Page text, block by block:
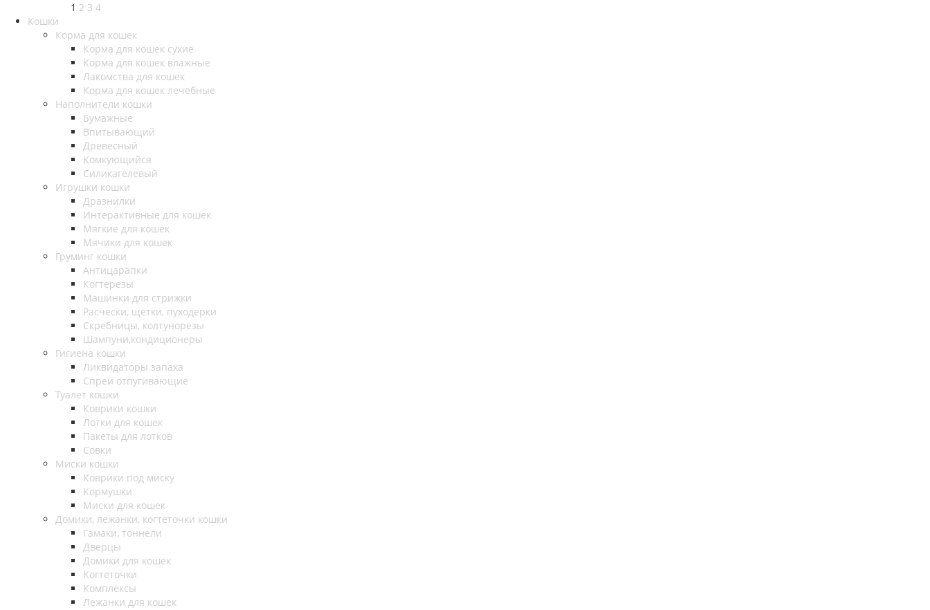
1 2 3 4
Кошки
Корма для кошек
Корма для кошек сухие
Корма для кошек влажные
Лакомства для кошек
Корма для кошек лечебные
Наполнители кошки
Бумажные
Впитывающий
Древесный
Комкующийся
Силикагелевый
Игрушки кошки
Дразнилки
Интерактивные для кошек
Мягкие для кошек
Мячики для кошек
Груминг кошки
Антицарапки
Когтерезы
Машинки для стрижки
Расчески, щетки, пуходерки
Скребницы, колтунорезы
Шампуни,кондиционеры
Гигиена кошки
Ликвидаторы запаха
Спреи отпугивающие
Туалет кошки
Коврики кошки
Лотки для кошек
Пакеты для лотков
Совки
Миски кошки
Коврики под миску
Кормушки
Миски для кошек
Домики, лежанки, когтеточки кошки
Гамаки, тоннели
Дверцы
Домики для кошек
Когтеточки
Комплексы
Лежанки для кошек